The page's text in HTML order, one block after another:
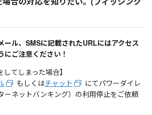
ール、SMSに記載されたURLにはアクセス
にご注意ください！
してしまった場合】
もしくはチャット
にてパワーダイレ
ーネットバンキング）の利用停止をご依頼